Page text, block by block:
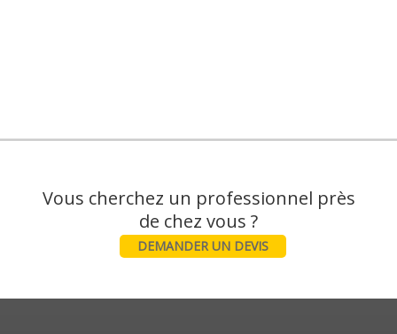
Vous cherchez un professionnel près
DEMANDER UN DEVIS